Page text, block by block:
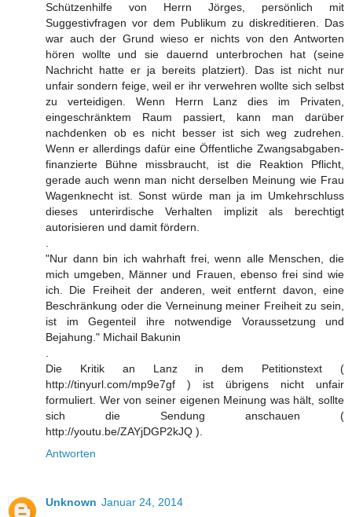
Schützenhilfe von Herrn Jörges, persönlich mit
Suggestivfragen vor dem Publikum zu diskreditieren. Das
war auch der Grund wieso er nichts von den Antworten
hören wollte und sie dauernd unterbrochen hat (seine
Nachricht hatte er ja bereits platziert). Das ist nicht nur
unfair sondern feige, weil er ihr verwehren wollte sich selbst
zu verteidigen. Wenn Herrn Lanz dies im Privaten,
eingeschränktem Raum passiert, kann man darüber
nachdenken ob es nicht besser ist sich weg zudrehen.
Wenn er allerdings dafür eine Öffentliche Zwangsabgaben-
finanzierte Bühne missbraucht, ist die Reaktion Pflicht,
gerade auch wenn man nicht derselben Meinung wie Frau
Wagenknecht ist. Sonst würde man ja im Umkehrschluss
dieses unterirdische Verhalten implizit als berechtigt
autorisieren und damit fördern.
"Nur dann bin ich wahrhaft frei, wenn alle Menschen, die
mich umgeben, Männer und Frauen, ebenso frei sind wie
ich. Die Freiheit der anderen, weit entfernt davon, eine
Beschränkung oder die Verneinung meiner Freiheit zu sein,
ist im Gegenteil ihre notwendige Voraussetzung und
Bejahung." Michail Bakunin
Die Kritik an Lanz in dem Petitionstext (
http://tinyurl.com/mp9e7gf ) ist übrigens nicht unfair
formuliert. Wer von seiner eigenen Meinung was hält, sollte
sich die Sendung anschauen (
http://youtu.be/ZAYjDGP2kJQ ).
Antworten
Unknown Januar 24, 2014